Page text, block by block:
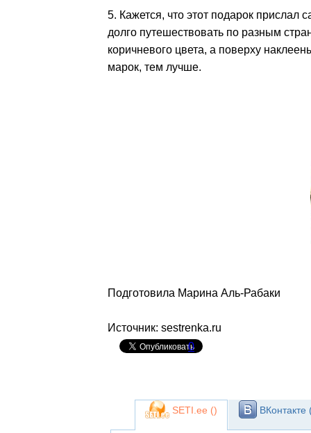
5. Кажется, что этот подарок
долго путешествовать по разным
коричневого цвета, а поверху
марок, тем лучше.
Подготовила Марина Аль-Рабаки
Источник: sestrenka.ru
0
SETI.ee () ВКонтакте